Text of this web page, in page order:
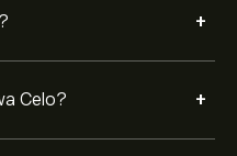
+
Celo? +
zlecenie kupna